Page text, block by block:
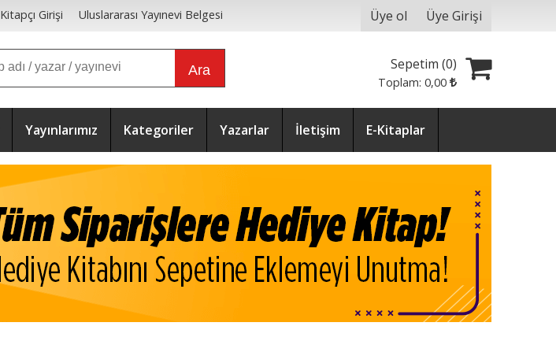
Kitapçı Girişi Uluslararası Yayınevi Belgesi Üye ol Üye Girişi
Ara Sepetim (0)
Toplam:0,00
Yayınlarımız Kategoriler Yazarlar İletişim E-Kitaplar